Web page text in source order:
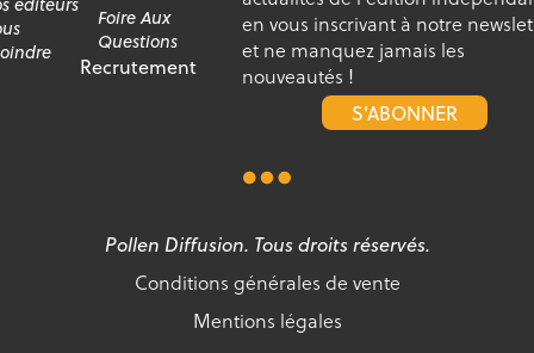
Foire Aux
Questions
Recrutement
en vous inscrivant à notre
et ne manquez jamais les
nouveautés !
S'ABONNER
Pollen Diffusion. Tous droits réservés.
Conditions générales de vente
Mentions légales